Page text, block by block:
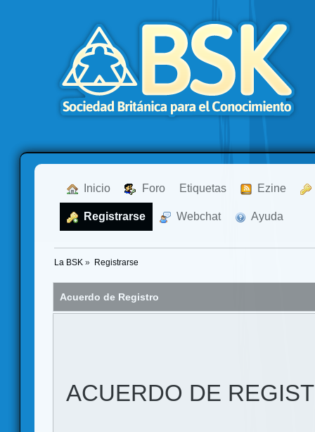
Inicio Foro Etiquetas Ezine
Registrarse Webchat Ayuda
La BSK » Registrarse
Acuerdo de Registro
ACUERDO DE